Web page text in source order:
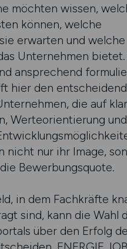
möchten wissen,
können, welche
erwarten und welche
Unternehmen
ansprechend
hier den
die auf
Werteorientierung und
nicht nur ihr Image,
Bewerbungsquote.
in dem Fachkräfte
sind, kann die Wahl
über den Erfolg